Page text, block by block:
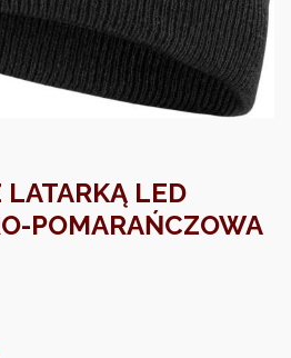
LATARKĄ LED
POMARAŃCZOWA